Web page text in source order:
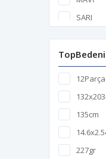
81 x 50
Izgara
SARI
SİYAH
TopBedeni
12Parça
135cm
227gr